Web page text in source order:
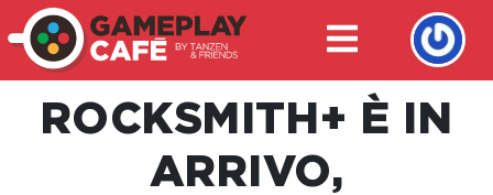
ROCKSMITH+ È IN
ARRIVO,